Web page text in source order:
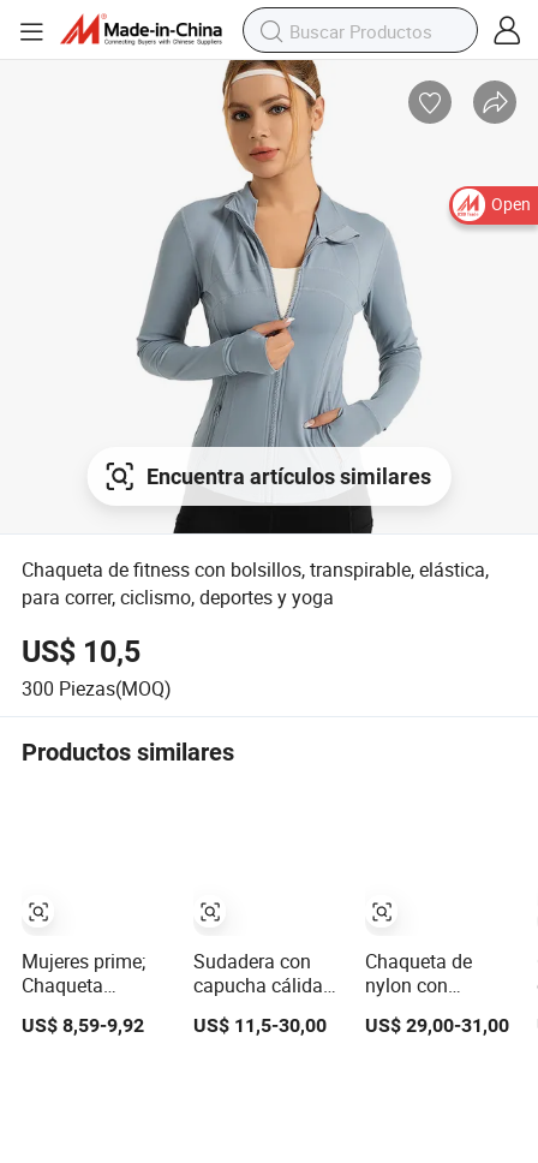
Open
Encuentra artículos similares
Chaqueta de fitness con bolsillos, transpirable, elástica,
para correr, ciclismo, deportes y yoga
US$ 10,5
300 Piezas(MOQ)
Productos similares
Mujeres prime;
Chaqueta
superior ajustada
para jogging,
US$ 8,59-9,92
Sudadera con
capucha cálida
forrada de felpa
para mujer, moda
US$ 11,5-30,00
Chaqueta de
nylon con
cremallera
dorada de yoga
US$ 29,00-31,00